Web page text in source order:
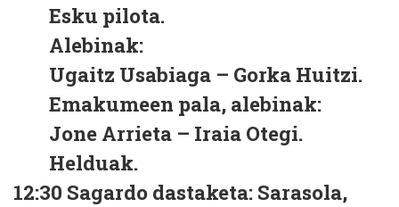
Esku pilota.
Alebinak:
Ugaitz Usabiaga – Gorka Huitzi.
Emakumeen pala, alebinak:
Jone Arrieta – Iraia Otegi.
Helduak.
12:30 Sagardo dastaketa: Sarasola,